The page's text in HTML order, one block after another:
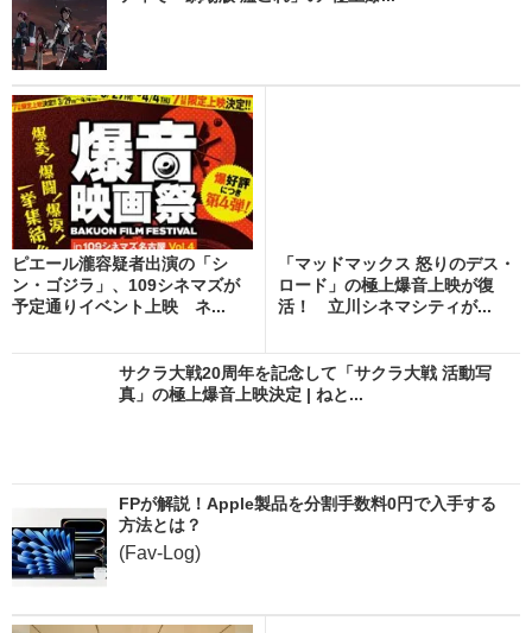
ピエール瀧容疑者出演の「シ
ン・ゴジラ」、109シネマズが
予定通りイベント上映 ネ...
「マッドマックス 怒りのデス・
ロード」の極上爆音上映が復
活！ 立川シネマシティが...
サクラ大戦20周年を記念して「サクラ大戦 活動写
真」の極上爆音上映決定 | ねと...
FPが解説！Apple製品を分割手数料0円で入手する
方法とは？
(Fav-Log)